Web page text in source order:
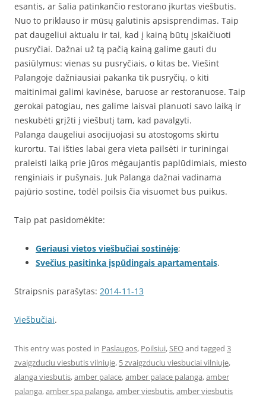
esantis, ar šalia patinkančio restorano įkurtas viešbutis.
Nuo to priklauso ir mūsų galutinis apsisprendimas. Taip
pat daugeliui aktualu ir tai, kad į kainą būtų įskaičiuoti
pusryčiai. Dažnai už tą pačią kainą galime gauti du
pasiūlymus: vienas su pusryčiais, o kitas be. Viešint
Palangoje dažniausiai pakanka tik pusryčių, o kiti
maitinimai galimi kavinėse, baruose ar restoranuose. Taip
gerokai patogiau, nes galime laisvai planuoti savo laiką ir
neskubėti grįžti į viešbutį tam, kad pavalgyti.
Palanga daugeliui asocijuojasi su atostogoms skirtu
kurortu. Tai išties labai gera vieta pailsėti ir turiningai
praleisti laiką prie jūros mėgaujantis paplūdimiais, miesto
renginiais ir pušynais. Juk Palanga dažnai vadinama
pajūrio sostine, todėl poilsis čia visuomet bus puikus.
Taip pat pasidomėkite:
Geriausi vietos viešbučiai sostinėje;
Svečius pasitinka įspūdingais apartamentais.
Straipsnis parašytas: 2014-11-13
Viešbučiai.
This entry was posted in Paslaugos, Poilsiui,SEOand tagged 3
zvaigzduciu viesbutis vilniuje, 5 zvaigzduciu viesbuciai vilniuje,
alanga viesbutis,amber palace,amber palace palanga,amber
palanga,amber spa palanga,amber viesbutis,amber viesbutis